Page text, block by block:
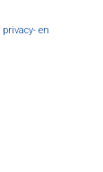
privacy- en